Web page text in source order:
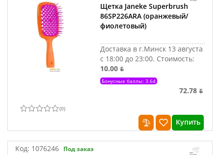
Щетка Janeke Superbrush
86SP226ARA (оранжевый/
фиолетовый)
Доставка в г.Минск 13 августа
с 18:00 до 23:00. Стоимость:
10.00 ƃ
Бонусные баллы: 3.64
72.78 ƃ
(0)
Купить
Код: 1076246 Под заказ